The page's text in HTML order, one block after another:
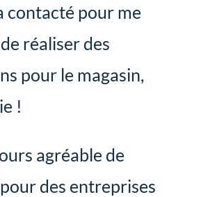
contacté pour me
réaliser des
pour le magasin,
!
agréable de
des entreprises